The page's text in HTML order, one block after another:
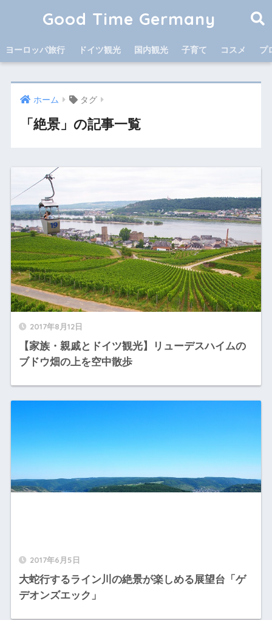
Good Time Germany
ヨーロッパ旅行 ドイツ観光 国内観光 子育て コスメ プ
ホーム タグ
「絶景」の記事一覧
2017年8月12日
【家族・親戚とドイツ観光】リューデスハイムの
ブドウ畑の上を空中散歩
2017年6月5日
大蛇行するライン川の絶景が楽しめる展望台「ゲ
デオンズエック」